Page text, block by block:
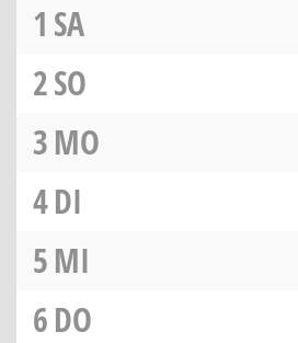
1 SA
2SO
3MO
4DI
5MI
6DO